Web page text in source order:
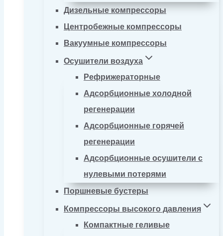
Дизельные компрессоры
Центробежные компрессоры
Вакуумные компрессоры
Осушители воздуха
Рефрижераторные
Адсорбционные холодной
регенерации
Адсорбционные горячей
регенерации
Адсорбционные осушители с
нулевыми потерями
Поршневые бустеры
Компрессоры высокого давления
Компактные геливые